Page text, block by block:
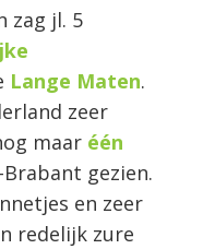
zag jl. 5
Lange Maten.
zeer
maar één
gezien.
en zeer
redelijk zure